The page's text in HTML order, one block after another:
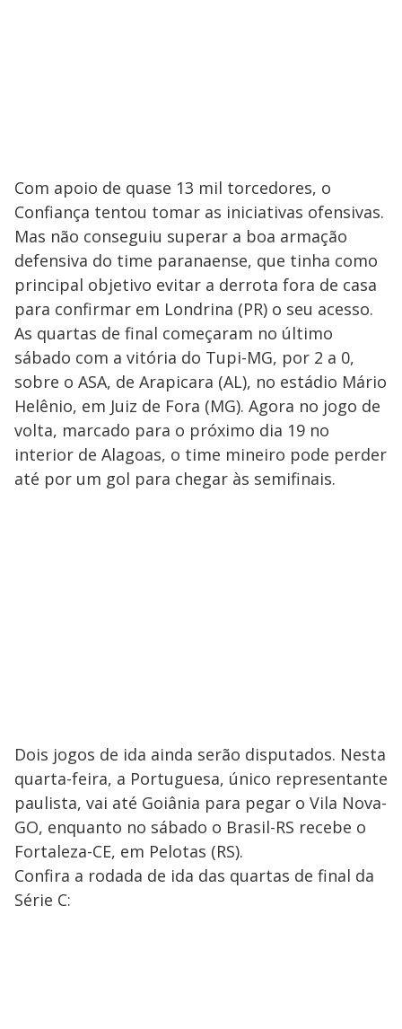
Com apoio de quase 13 mil torcedores, o
Confiança tentou tomar as iniciativas ofensivas.
Mas não conseguiu superar a boa armação
defensiva do time paranaense, que tinha como
principal objetivo evitar a derrota fora de casa
para confirmar em Londrina (PR) o seu acesso.
As quartas de final começaram no último
sábado com a vitória do Tupi-MG, por 2 a 0,
sobre o ASA, de Arapicara (AL), no estádio Mário
Helênio, em Juiz de Fora (MG). Agora no jogo de
volta, marcado para o próximo dia 19 no
interior de Alagoas, o time mineiro pode perder
até por um gol para chegar às semifinais.
Dois jogos de ida ainda serão disputados. Nesta
quarta-feira, a Portuguesa, único representante
paulista, vai até Goiânia para pegar o Vila Nova-
GO, enquanto no sábado o Brasil-RS recebe o
Fortaleza-CE, em Pelotas (RS).
Confira a rodada de ida das quartas de final da
Série C: